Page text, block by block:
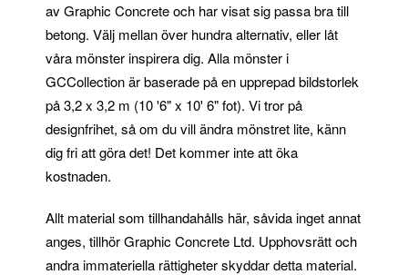
av Graphic Concrete och har visat sig passa bra till
betong. Välj mellan över hundra alternativ, eller låt
våra mönster inspirera dig. Alla mönster i
GCCollection är baserade på en upprepad bildstorlek
på 3,2 x 3,2 m (10 '6" x 10' 6" fot). Vi tror på
designfrihet, så om du vill ändra mönstret lite, känn
dig fri att göra det! Det kommer inte att öka
kostnaden.
Allt material som tillhandahålls här, såvida inget annat
anges, tillhör Graphic Concrete Ltd. Upphovsrätt och
andra immateriella rättigheter skyddar detta material.